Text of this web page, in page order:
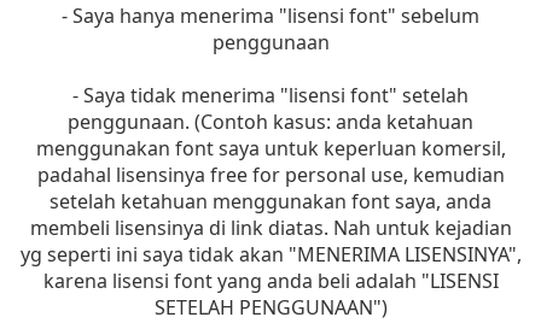
- Saya hanya menerima "lisensi font" sebelum
penggunaan
- Saya tidak menerima "lisensi font" setelah
penggunaan. (Contoh kasus: anda ketahuan
menggunakan font saya untuk keperluan komersil,
padahal lisensinya free for personal use, kemudian
setelah ketahuan menggunakan font saya, anda
membeli lisensinya di link diatas. Nah untuk kejadian
yg seperti ini saya tidak akan "MENERIMA LISENSINYA",
karena lisensi font yang anda beli adalah "LISENSI
SETELAH PENGGUNAAN")